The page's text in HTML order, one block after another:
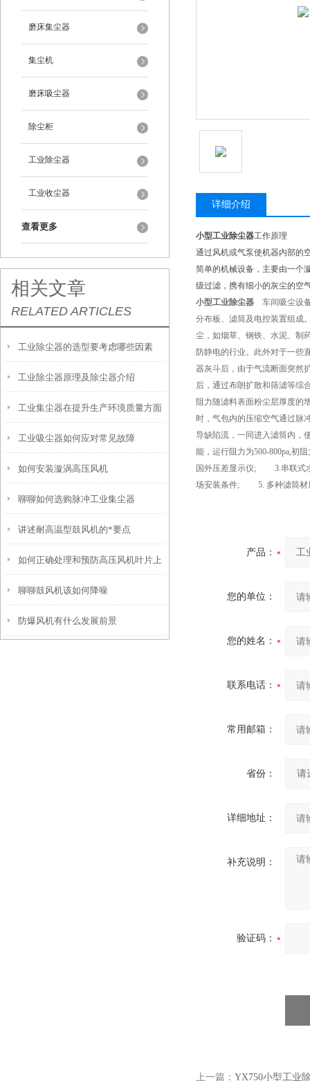
磨床集尘器
集尘机
磨床吸尘器
除尘柜
工业除尘器
工业收尘器
查看更多
相关文章
RELATED ARTICLES
工业除尘器的选型要考虑哪些因素
工业除尘器原理及除尘器介绍
工业集尘器在提升生产环境质量方面
的作用有哪些？
工业吸尘器如何应对常见故障
如何安装漩涡高压风机
聊聊如何选购脉冲工业集尘器
讲述耐高温型鼓风机的*要点
如何正确处理和预防高压风机叶片上
的刮痕？
聊聊鼓风机该如何降噪
防爆风机有什么发展前景
详细介绍
小型工业除尘器工作原理
通过风机或气泵使机器内部的
简单的机械设备，主要由一个
级过滤，携有细小的灰尘的空
小型工业除尘器 车间吸尘设
分布板、滤筒及电控装置组成
尘，如烟草、钢铁、水泥、制
防静电的行业。此外对于一
器灰斗后，由于气流断面突然
后，通过布朗扩散和筛滤等
阻力随滤料表面粉尘层厚度的
时，气包内的压缩空气通过脉
导缺陷流，一同进入滤筒内
能，运行阻力为500-800pa,初
国外压差显示仪; 3.串联式
场安装条件; 5. 多种滤筒材
产品：
您的单位：
您的姓名：
联系电话：
常用邮箱：
省份：
详细地址：
补充说明：
验证码：
上一篇： YX750小型工业